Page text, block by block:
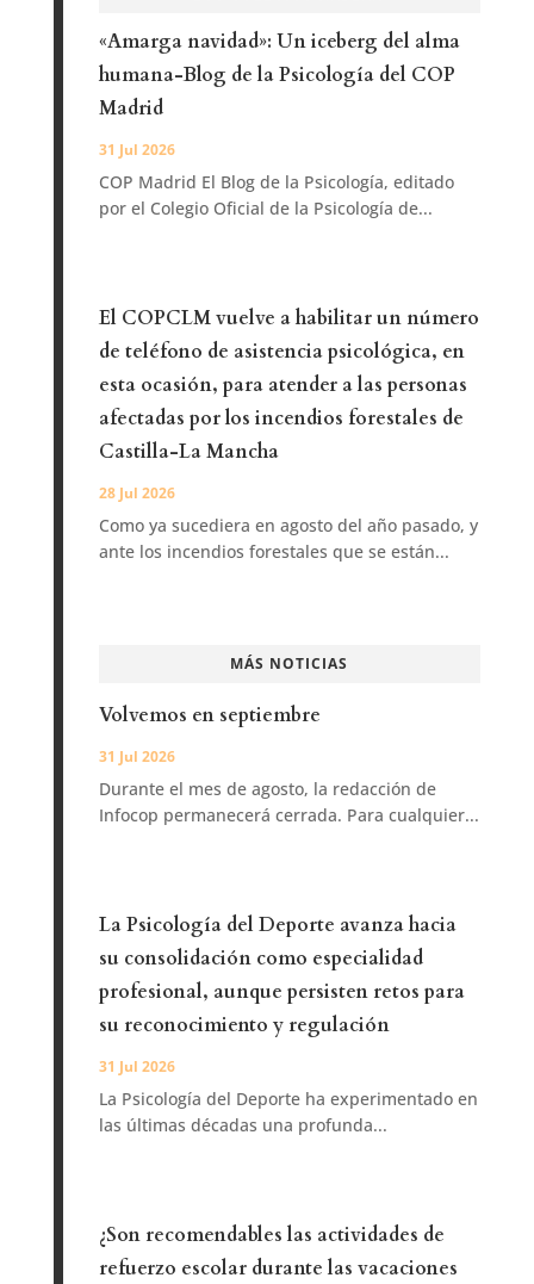
«Amarga navidad»: Un iceberg del alma
humana-Blog de la Psicología del COP
Madrid
31 Jul 2026
COP Madrid El Blog de la Psicología, editado
por el Colegio Oficial de la Psicología de...
El COPCLM vuelve a habilitar un número
de teléfono de asistencia psicológica, en
esta ocasión, para atender a las personas
afectadas por los incendios forestales de
Castilla-La Mancha
28 Jul 2026
Como ya sucediera en agosto del año pasado, y
ante los incendios forestales que se están...
MÁS NOTICIAS
Volvemos en septiembre
31 Jul 2026
Durante el mes de agosto, la redacción de
Infocop permanecerá cerrada. Para cualquier...
La Psicología del Deporte avanza hacia
su consolidación como especialidad
profesional, aunque persisten retos para
su reconocimiento y regulación
31 Jul 2026
La Psicología del Deporte ha experimentado en
las últimas décadas una profunda...
¿Son recomendables las actividades de
refuerzo escolar durante las vacaciones